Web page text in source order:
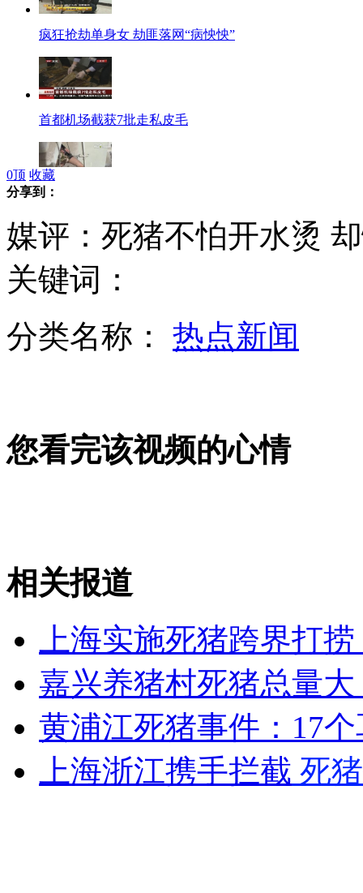
疯狂抢劫单身女 劫匪落网“病怏怏”
首都机场截获7批走私皮毛
台湾男性狂练“人鱼线” 施力不当伤者暴增
台中男老师闹跳楼后继续任教惹争议
台湾调查：大陆游客消费力最强劲
山西运城恶犬咬伤多人 警民合力深夜将其击毙
女孩北京地铁殴打老人 痛下狠手拳打脚踢
0顶 收藏
分享到：
媒评：死猪不怕开水烫
关键词：
分类名称： 热点新闻
您看完该视频的心情
相关报道
上海实施死猪跨界打
嘉兴养猪村死猪总量
黄浦江死猪事件：17
上海浙江携手拦截 死猪